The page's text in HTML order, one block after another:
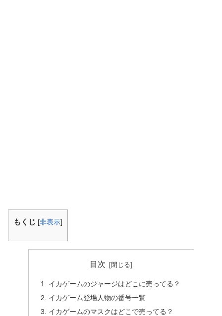
もくじ [非表示]
目次
イカゲームのジャージはどこに売ってる？
イカゲーム登場人物の番号一覧
イカゲームのマスクはどこで売ってる？